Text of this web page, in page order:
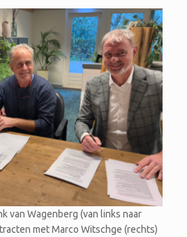
van Wagenberg (van links naar
met Marco Witschge (rechts)